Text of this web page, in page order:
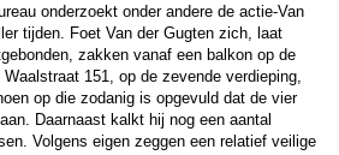
onderzoekt onder andere de actie-Van
tijden. Foet Van der Gugten zich, laat
zakken vanaf een balkon op de
151, op de zevende verdieping,
op die zodanig is opgevuld dat de vier
Daarnaast kalkt hij nog een aantal
Volgens eigen zeggen een relatief veilige